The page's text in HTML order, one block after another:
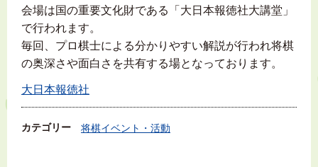
会場は国の重要文化財である「大日本報徳社大講堂」
で行われます。
毎回、プロ棋士による分かりやすい解説が行われ将棋
の奥深さや面白さを共有する場となっております。
大日本報徳社
カテゴリー 将棋イベント・活動